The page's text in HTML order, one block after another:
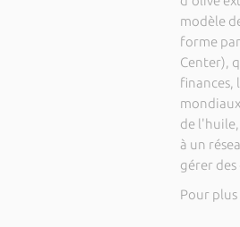
modèle
forme
Center),
finances,
de
à un
gérer
Pour